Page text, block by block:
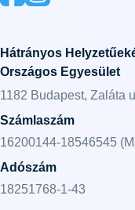
Hátrányos
Országos Egyesület
1182 Budapest, Zaláta
Számlaszám
16200144-18546545
Adószám
18251768-1-43